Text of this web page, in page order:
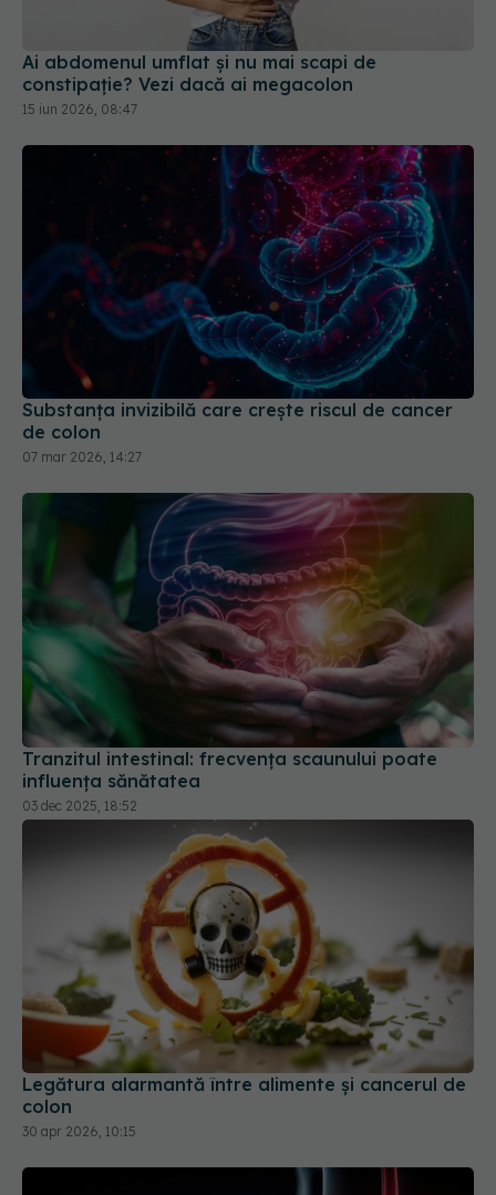
Ai abdomenul umflat și nu mai scapi de
constipație? Vezi dacă ai megacolon
15 iun 2026, 08:47
Substanța invizibilă care crește riscul de cancer
de colon
07 mar 2026, 14:27
Tranzitul intestinal: frecvența scaunului poate
influența sănătatea
03 dec 2025, 18:52
Legătura alarmantă între alimente și cancerul de
colon
30 apr 2026, 10:15